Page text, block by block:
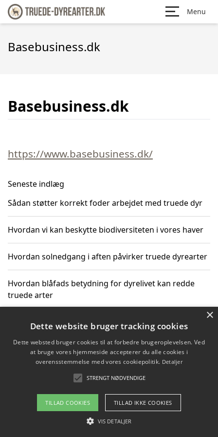
Menu
Basebusiness.dk
Basebusiness.dk
https://www.basebusiness.dk/
Seneste indlæg
Sådan støtter korrekt foder arbejdet med truede dyr
Hvordan vi kan beskytte biodiversiteten i vores haver
Hvordan solnedgang i aften påvirker truede dyrearter
Hvordan blåfads betydning for dyrelivet kan redde
truede arter
Hvordan kan gaver til unge voksne støtte bevarelsen
Copyright 2026 - Pilanto Aps
Om / kontakt
Blog Betingelser
×
Dette website bruger tracking cookies
Dette websted bruger cookies til at forbedre brugeroplevelsen. Ved
at bruge vores hjemmeside accepterer du alle cookies i
overensstemmelse med vores cookiepolitik. Detaljer
STRENGT NØDVENDIGE
TILLAD COOKIES TILLAD IKKE COOKIES
VIS DETALJER